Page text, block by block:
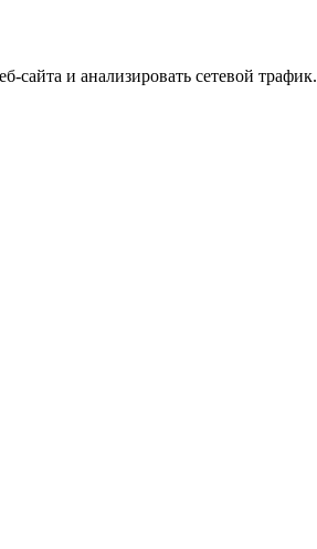
и анализировать сетевой трафик.